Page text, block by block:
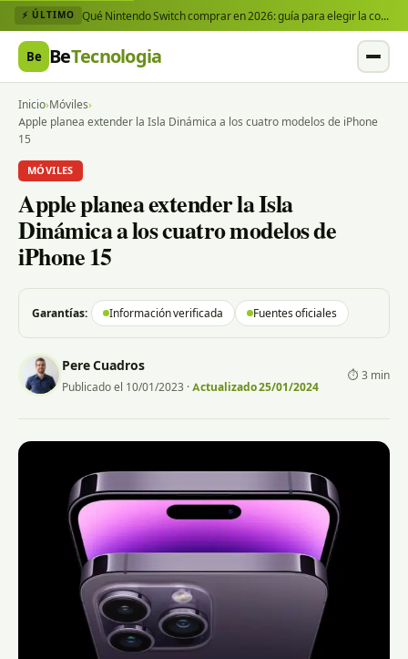
⚡ ÚLTIMO Qué Nintendo Switch comprar en 2026: guía para elegir la consola y los juegos que necesitas
Be BeTecnologia
Inicio›Móviles›
Apple planea extender la Isla Dinámica a los cuatro modelos de iPhone
15
MÓVILES
Apple planea extender la Isla
Dinámica a los cuatro modelos de
iPhone 15
Garantías: Información verificada Fuentes oficiales
Pere Cuadros
Publicado el 10/01/2023 · Actualizado 25/01/2024
⏱ 3 min